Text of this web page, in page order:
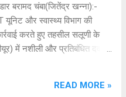
बरामद चंबा(जितेंद्र खन्ना):-
यूनिट और स्वास्थ्य विभाग की
करते हुए तहसील सलूणी के
में नशीली और प्रतिबंधित दवाओं
9 एटिजोलम टैबलेट और 4
READ MORE »